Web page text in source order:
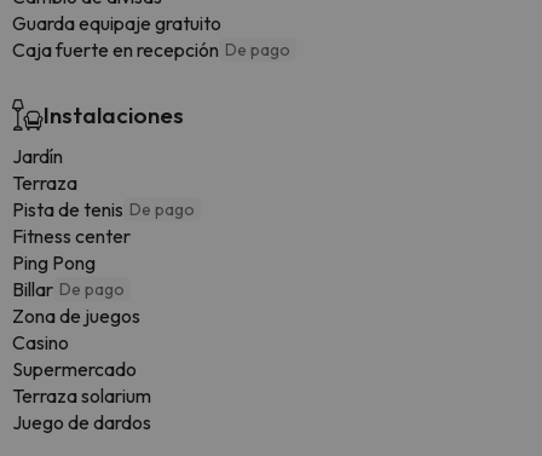
Guarda equipaje gratuito
Caja fuerte en recepción De pago
Instalaciones
Jardín
Terraza
Pista de tenis De pago
Fitness center
Ping Pong
Billar De pago
Zona de juegos
Casino
Supermercado
Terraza solarium
Juego de dardos